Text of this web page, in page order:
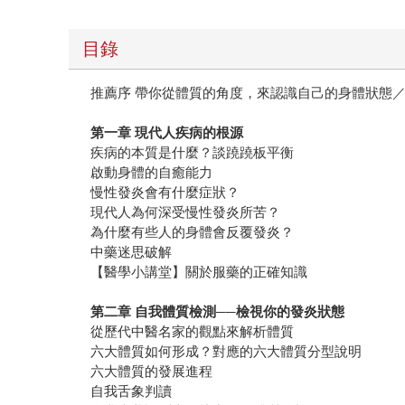
目錄
推薦序 帶你從體質的角度，來認識自己的身體狀態
第一章 現代人疾病的根源
疾病的本質是什麼？談蹺蹺板平衡
啟動身體的自癒能力
慢性發炎會有什麼症狀？
現代人為何深受慢性發炎所苦？
為什麼有些人的身體會反覆發炎？
中藥迷思破解
【醫學小講堂】關於服藥的正確知識
第二章 自我體質檢測──檢視你的發炎狀態
從歷代中醫名家的觀點來解析體質
六大體質如何形成？對應的六大體質分型說明
六大體質的發展進程
自我舌象判讀